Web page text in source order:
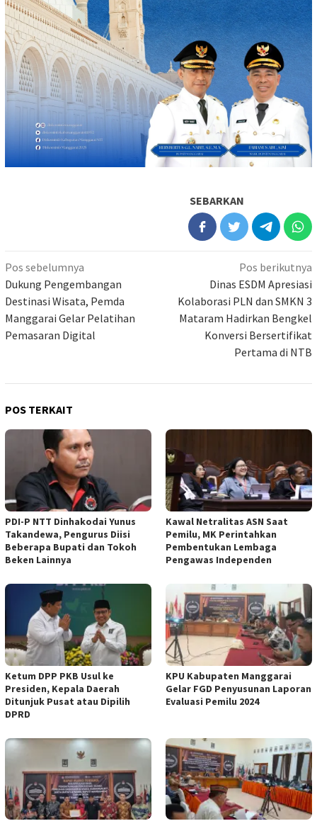
SEBARKAN
Navigasi
pos
Pos sebelumnya
Dukung Pengembangan
Destinasi Wisata, Pemda
Manggarai Gelar Pelatihan
Pemasaran Digital
Pos berikutnya
Dinas ESDM Apresiasi
Kolaborasi PLN dan SMKN 3
Mataram Hadirkan Bengkel
Konversi Bersertifikat
Pertama di NTB
POS TERKAIT
PDI-P NTT Dinhakodai Yunus
Takandewa, Pengurus Diisi
Beberapa Bupati dan Tokoh
Beken Lainnya
Kawal Netralitas ASN Saat
Pemilu, MK Perintahkan
Pembentukan Lembaga
Pengawas Independen
Ketum DPP PKB Usul ke
Presiden, Kepala Daerah
Ditunjuk Pusat atau Dipilih
DPRD
KPU Kabupaten Manggarai
Gelar FGD Penyusunan Laporan
Evaluasi Pemilu 2024